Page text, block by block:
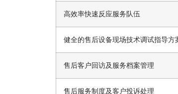
高效率快速反应服务队伍
健全的售后设备现场技术调试指导方
售后客户回访及服务档案管理
售后服务制度及客户投诉处理